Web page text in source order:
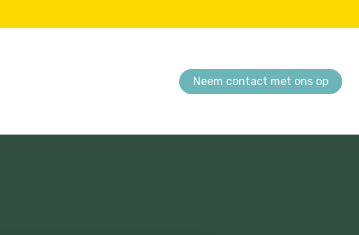
Neem contact met ons op